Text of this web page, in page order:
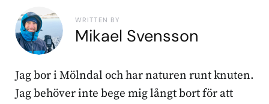
WRITTEN BY
Mikael Svensson
Jag bor i Mölndal och har naturen runt knuten.
Jag behöver inte bege mig långt bort för att